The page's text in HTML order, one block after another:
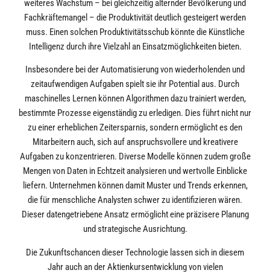
weiteres Wachstum – bei gleichzeitig alternder Bevölkerung und
Fachkräftemangel – die Produktivität deutlich gesteigert werden
muss. Einen solchen Produktivitätsschub könnte die Künstliche
Intelligenz durch ihre Vielzahl an Einsatzmöglichkeiten bieten.
Insbesondere bei der Automatisierung von wiederholenden und
zeitaufwendigen Aufgaben spielt sie ihr Potential aus. Durch
maschinelles Lernen können Algorithmen dazu trainiert werden,
bestimmte Prozesse eigenständig zu erledigen. Dies führt nicht nur
zu einer erheblichen Zeitersparnis, sondern ermöglicht es den
Mitarbeitern auch, sich auf anspruchsvollere und kreativere
Aufgaben zu konzentrieren. Diverse Modelle können zudem große
Mengen von Daten in Echtzeit analysieren und wertvolle Einblicke
liefern. Unternehmen können damit Muster und Trends erkennen,
die für menschliche Analysten schwer zu identifizieren wären.
Dieser datengetriebene Ansatz ermöglicht eine präzisere Planung
und strategische Ausrichtung.
Die Zukunftschancen dieser Technologie lassen sich in diesem
Jahr auch an der Aktienkursentwicklung von vielen